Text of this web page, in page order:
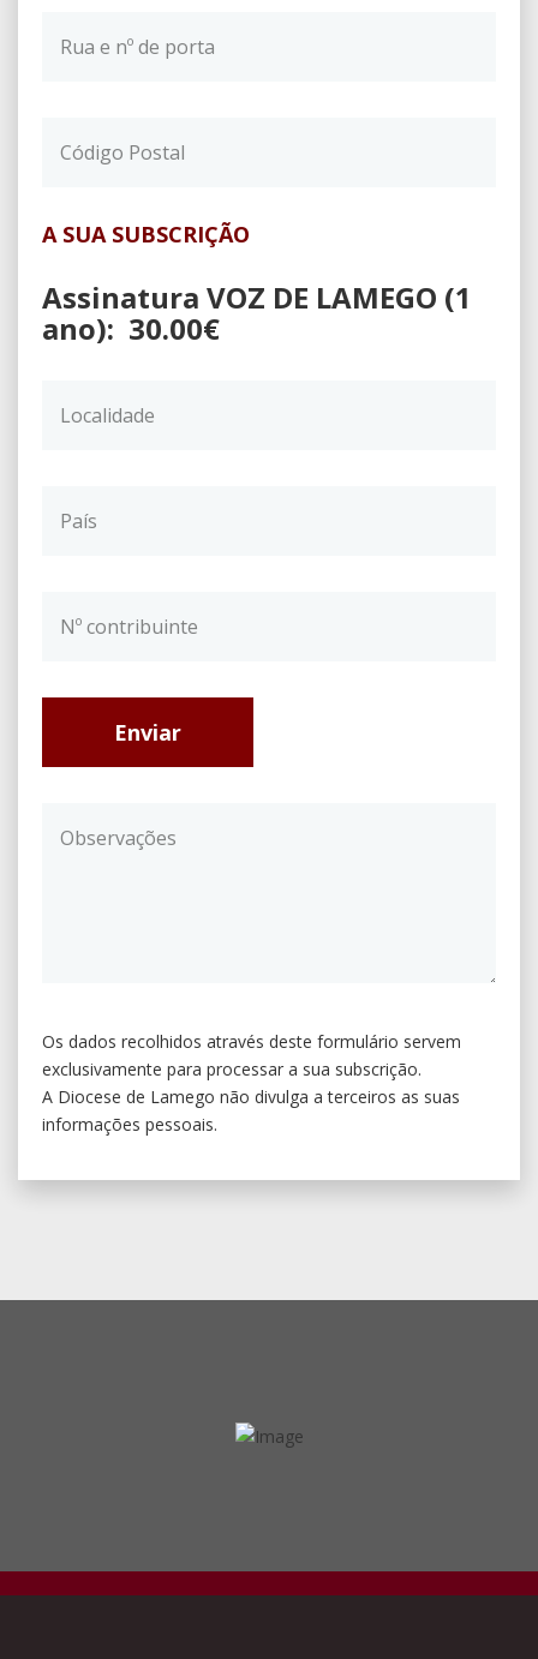
A SUA SUBSCRIÇÃO
Assinatura VOZ DE LAMEGO (1
ano): 30.00€
Enviar
Os dados recolhidos através deste formulário servem
exclusivamente para processar a sua subscrição.
A Diocese de Lamego não divulga a terceiros as suas
informações pessoais.